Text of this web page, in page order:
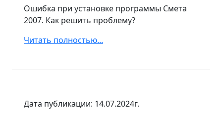
Ошибка при установке программы Смета
2007. Как решить проблему?
Читать полностью...
Дата публикации: 14.07.2024г.